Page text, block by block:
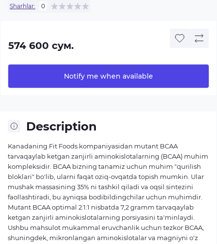
Sharhlar: 0
574 600 сум.
Notify me when available
Description
Kanadaning Fit Foods kompaniyasidan mutant BCAA
tarvaqaylab ketgan zanjirli aminokislotalarning (BCAA) muhim
kompleksidir. BCAA bizning tanamiz uchun muhim "qurilish
bloklari" bo'lib, ularni faqat oziq-ovqatda topish mumkin. Ular
mushak massasining 35% ni tashkil qiladi va oqsil sintezini
faollashtiradi, bu ayniqsa bodibildingchilar uchun muhimdir.
Mutant BCAA optimal 2:1:1 nisbatda 7,2 gramm tarvaqaylab
ketgan zanjirli aminokislotalarning porsiyasini ta'minlaydi.
Ushbu mahsulot mukammal eruvchanlik uchun tezkor BCAA,
shuningdek, mikronlangan aminokislotalar va magniyni o'z